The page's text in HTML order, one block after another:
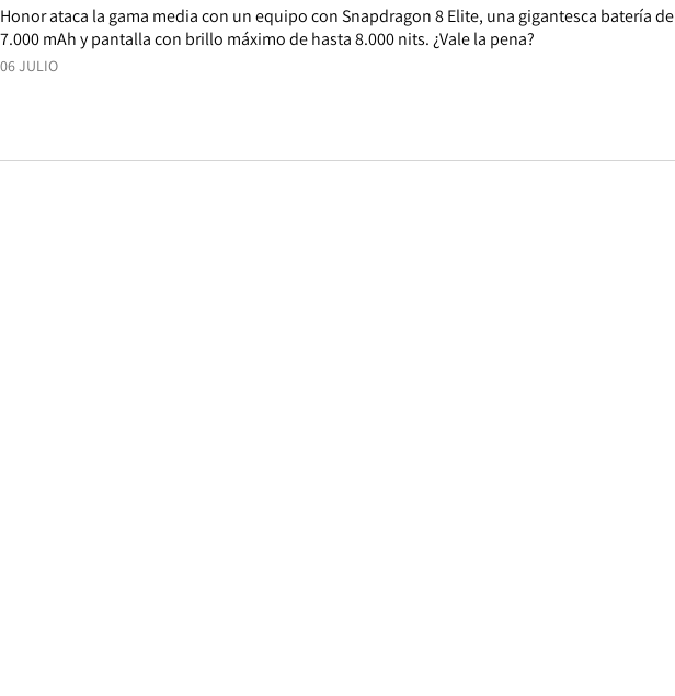
06 JULIO
Honor ataca la gama media con un equipo con Snapdragon 8 Elite, una gigantesca batería de
7.000 mAh y pantalla con brillo máximo de hasta 8.000 nits. ¿Vale la pena?